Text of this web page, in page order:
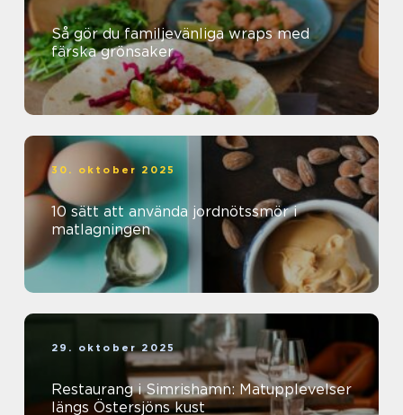
Så gör du familjevänliga wraps med
färska grönsaker
30. oktober 2025
10 sätt att använda jordnötssmör i
matlagningen
29. oktober 2025
Restaurang i Simrishamn: Matupplevelser
längs Östersjöns kust